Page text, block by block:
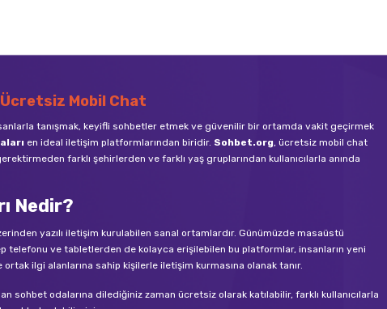
Mobil Chat
tanışmak, keyifli sohbetler etmek ve güvenilir bir ortamda vakit geçirmek
en ideal iletişim platformlarından biridir. Sohbet.org, ücretsiz mobil chat
farklı şehirlerden ve farklı yaş gruplarından kullanıcılarla anında
Nedir?
yazılı iletişim kurulabilen sanal ortamlardır. Günümüzde masaüstü
telefonu ve tabletlerden de kolayca erişilebilen bu platformlar, insanların yeni
ortak ilgi alanlarına sahip kişilerle iletişim kurmasına olanak tanır.
sohbet odalarına dilediğiniz zaman ücretsiz olarak katılabilir, farklı kullanıcılarla